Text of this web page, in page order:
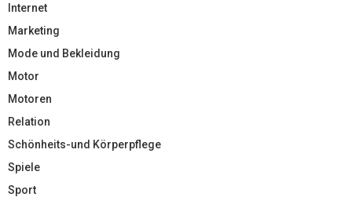
Internet
Marketing
Mode und Bekleidung
Motor
Motoren
Relation
Schönheits-und Körperpflege
Spiele
Sport